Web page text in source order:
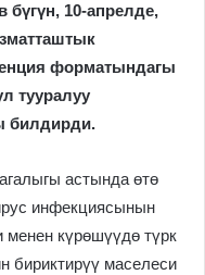
бүгүн, 10-апрелде,
форматындагы
тууралуу
билдирди.
астында өтө
инфекциясынын
күрөшүүдө түрк
бириктирүү маселеси